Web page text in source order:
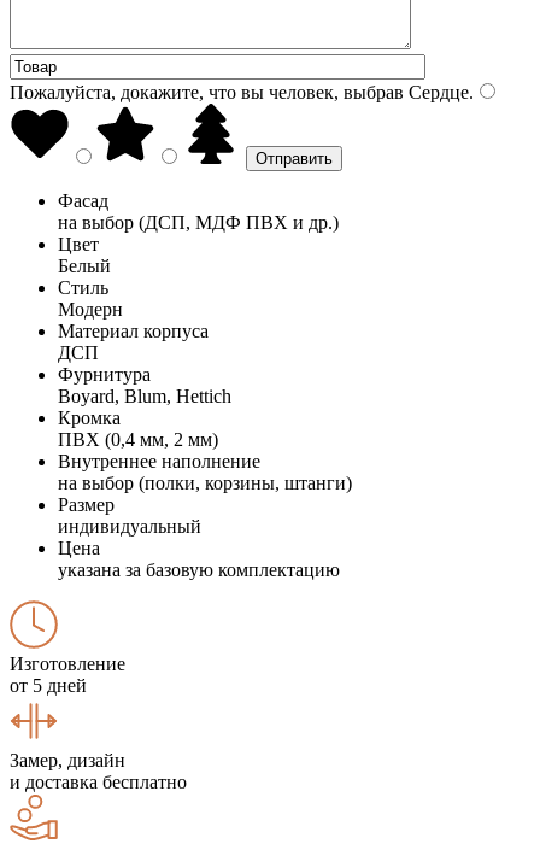
Пожалуйста, докажите, что вы человек, выбрав Сердце.
Фасад
на выбор (ДСП, МДФ ПВХ и др.)
Цвет
Белый
Стиль
Модерн
Материал корпуса
ДСП
Фурнитура
Boyard, Blum, Hettich
Кромка
ПВХ (0,4 мм, 2 мм)
Внутреннее наполнение
на выбор (полки, корзины, штанги)
Размер
индивидуальный
Цена
указана за базовую комплектацию
Изготовление
от 5 дней
Замер, дизайн
и доставка бесплатно